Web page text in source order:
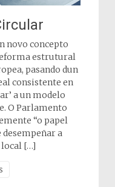
novo concepto
estrutural
pasando dun
consistente en
a un modelo
O Parlamento
“o papel
a
[…]